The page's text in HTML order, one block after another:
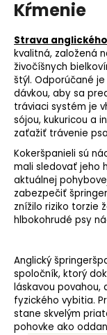
Kŕmenie
Strava
kvalitná, založená
živočíšnych
štýl. Odporúčané
dávkou, aby sa
tráviaci systém je
sójou, kukuricou a
zaťažiť trávenie
Kokeršpanieli sú
mali sledovať jeho
aktuálnej
zabezpečiť
znížilo riziko torzie
hlbokohrudé psy
Anglický
spoločník, ktorý
láskavou
fyzického vybitia.
stane skvelým
pohovke ako